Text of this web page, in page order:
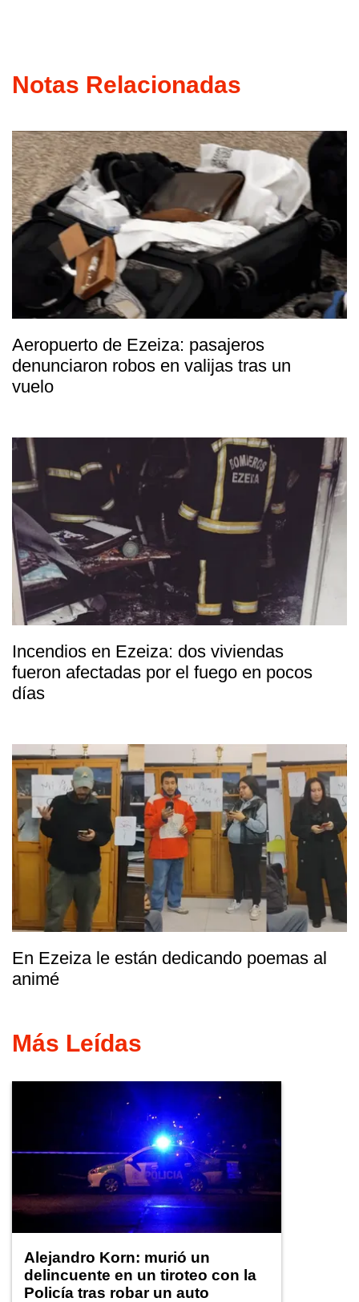
Notas Relacionadas
Aeropuerto de Ezeiza: pasajeros
denunciaron robos en valijas tras un
vuelo
Incendios en Ezeiza: dos viviendas
fueron afectadas por el fuego en pocos
días
En Ezeiza le están dedicando poemas al
animé
Más Leídas
Alejandro Korn: murió un
delincuente en un tiroteo con la
Policía tras robar un auto